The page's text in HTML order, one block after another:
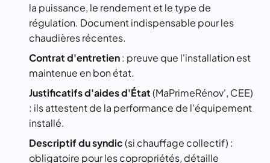
la puissance, le rendement et le type de
régulation. Document indispensable pour les
chaudières récentes.
Contrat d'entretien: preuve que l'installation est
maintenue en bon état.
Justificatifs d'aides d'État(MaPrimeRénov', CEE)
: ils attestent de la performance de l'équipement
installé.
Descriptif du syndic(si chauffage collectif) :
obligatoire pour les copropriétés, détaille